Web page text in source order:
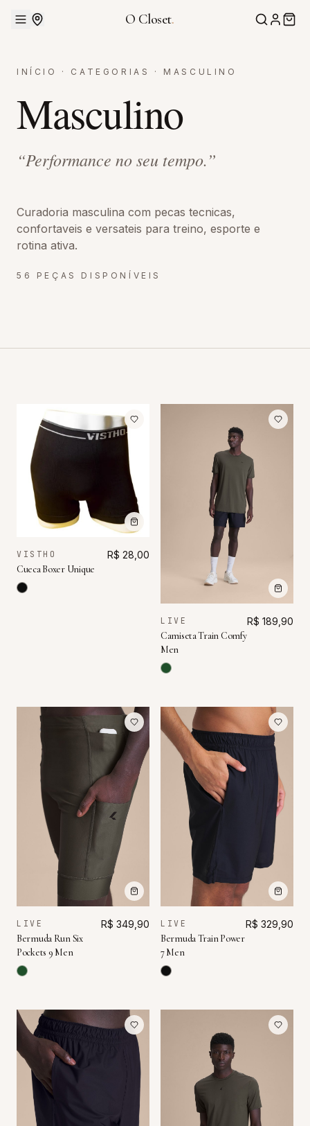
O Closet.
INÍCIO · CATEGORIAS · MASCULINO
Masculino
“Performance no seu tempo.”
Curadoria masculina com pecas tecnicas,
confortaveis e versateis para treino, esporte e
rotina ativa.
56 PEÇAS DISPONÍVEIS
VISTHO
Cueca Boxer Unique
R$ 28,00
LIVE
Camiseta Train Comfy
Men
R$ 189,90
LIVE
Bermuda Run Six
Pockets 9 Men
R$ 349,90 LIVE
Bermuda Train Power
7 Men
R$ 329,90